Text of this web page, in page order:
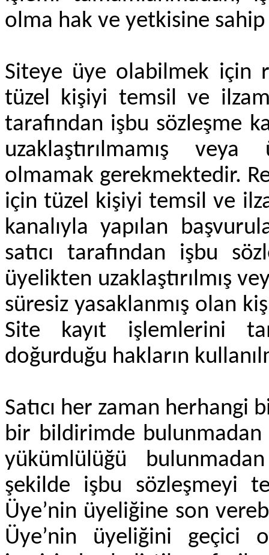
olma hak ve yetkisine
Siteye üye olabilmek için
tüzel kişiyi temsil ve
tarafından işbu sözleşme
uzaklaştırılmamış
olmamak gerekmektedir.
için tüzel kişiyi temsil ve
kanalıyla yapılan
satıcı tarafından işbu
üyelikten uzaklaştırılmış
süresiz yasaklanmış olan
Site kayıt işlemlerini
doğurduğu hakların
Satıcı her zaman herhangi
bir bildirimde
yükümlülüğü
şekilde işbu sözleşmeyi
Üye’nin üyeliğine son
Üye’nin üyeliğini geçici